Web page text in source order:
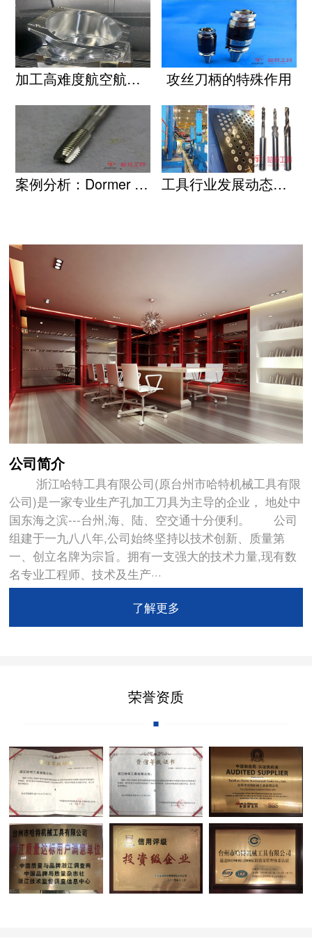
加工高难度航空航天材料精密攻丝用高效新型丝锥介绍 攻丝刀柄的特殊作用
案例分析：Dormer Pramet鲨鱼丝锥在美国机械厂的应用 工具行业发展动态及国产工具典型应用案例
公司简介
浙江哈特工具有限公司(原台州市哈特机械工具有限
公司)是一家专业生产孔加工刀具为主导的企业， 地处中
国东海之滨---台州,海、陆、空交通十分便利。 公司
组建于一九八八年,公司始终坚持以技术创新、质量第
一、创立名牌为宗旨。拥有一支强大的技术力量,现有数
名专业工程师、技术及生产···
了解更多
荣誉资质